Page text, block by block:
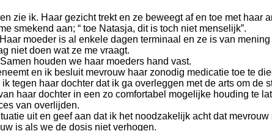
zie ik. Haar gezicht trekt en ze beweegt af en toe met haar
smekend aan; “ toe Natasja, dit is toch niet menselijk”.
moeder is al enkele dagen terminaal en ze is van
niet doen wat ze me vraagt.
houden we haar moeders hand vast.
en ik besluit mevrouw haar zonodig medicatie toe te
tegen haar dochter dat ik ga overleggen met de arts om de
haar dochter in een zo comfortabel mogelijke houding
van overlijden.
uit en geef aan dat ik het noodzakelijk acht dat
is als we de dosis niet verhogen.